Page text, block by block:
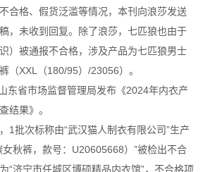
格、假货泛滥等情况，本刊向浪莎发送
，未收到回复。除了浪莎，七匹狼也由于
）被通报不合格，涉及产品为七匹狼男士
（XXL（180/95）/23056）。
省市场监督管理局发布《2024年内衣产
结果》。
次标称由“武汉猫人制衣有限公司”生产
女秋裤，款号：U20605668）”被检出不合
“济宁市任城区博硕精品内衣馆”，不合格项